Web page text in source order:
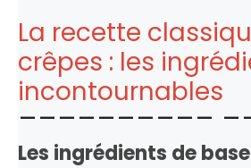
La recette
crêpes : les
incontournables
Les ingrédients de base